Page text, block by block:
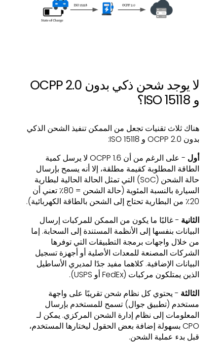
لا يوجد شحن ذكي بدون OCPP 2.0
و ISO 15118؟
هناك ثلاث تقنيات تجعل من الممكن تنفيذ الشحن الذكي
بدون OCPP 2.0 و ISO 15118:
أول
- على الرغم من أن OCPP 1.6 لا يرسل كمية
الطاقة المطلوبة كقيمة مطلقة، إلا أنه يسمح بإرسال
حالة الشحن (SoC) التي تمثل الحالة الحالية لبطارية
السيارة بالنسبة المئوية (حالة الشحن = 80٪ تعني أن
20٪ من البطارية تحتاج إلى الشحن بالطاقة الكهربائية).
الثانية - غالبًا ما يكون من الممكن للمركبات إرسال
البيانات بنفسها إلى الأنظمة المستندة إلى السحابة. إما
من خلال واجهات برمجة التطبيقات التي توفرها
الشركات المصنعة للمعدات الأصلية أو أجهزة تسجيل
البيانات الإضافية. كلاهما مفيد جدًا لمديري الأساطيل
الذين يمتلكون مركبات (FedEx أو USPS).
الثالثة - يحتوي كل نظام شحن تقريبًا على واجهة
مستخدم (تطبيق جوال) تسمح للمستخدم بإرسال
المعلومات إلى نظام إدارة الشحن المركزي. يمكن لـ
CPO بسهولة إضافة بعض الحقول ليختارها المستخدم،
قبل بدء عملية الشحن.